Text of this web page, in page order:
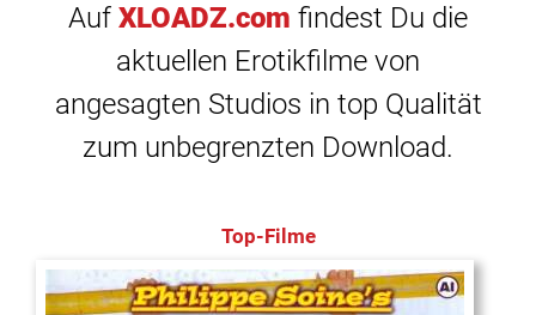
Auf XLOADZ.com findest Du die
aktuellen Erotikfilme von
angesagten Studios in top Qualität
zum unbegrenzten Download.
Top-Filme